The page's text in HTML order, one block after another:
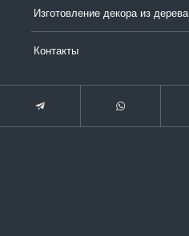
Изготовление декора из дерева
Контакты